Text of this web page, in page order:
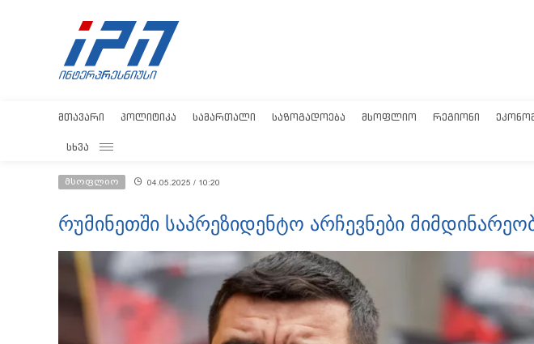
ᲛᲗᲐᲕᲐᲠᲘ ᲞᲝᲚᲘᲢᲘᲙᲐ ᲡᲐᲛᲐᲠᲗᲐᲚᲘ ᲡᲐᲖᲝᲒᲐᲓᲝᲔᲑᲐ ᲛᲡᲝᲤᲚᲘᲝ ᲠᲔᲒᲘᲝᲜᲘ
ᲡᲮᲕᲐ
მსოფლიო 04.05.2025 / 10:20
რუმინეთში საპრეზიდენტო არჩევნები